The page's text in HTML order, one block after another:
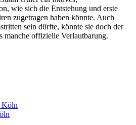
wie sich die Entstehung und erste
zugetragen haben könnte. Auch
sein dürfte, könnte sie doch der
manche offizielle Verlautbarung.